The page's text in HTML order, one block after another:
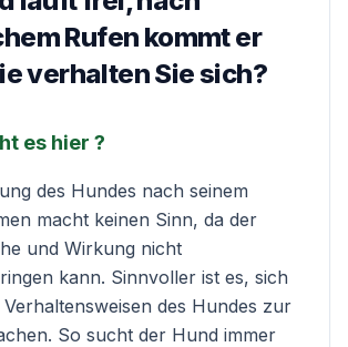
Rufen kommt er
verhalten Sie sich?
es hier ?
des Hundes nach seinem
macht keinen Sinn, da der
und Wirkung nicht
kann. Sinnvoller ist es, sich
des Hundes zur
So sucht der Hund immer